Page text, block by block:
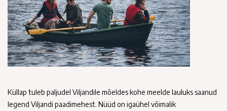
Küllap tuleb paljudel Viljandile mõeldes kohe meelde lauluks saanud
legend Viljandi paadimehest. Nüüd on igaühel võimalik